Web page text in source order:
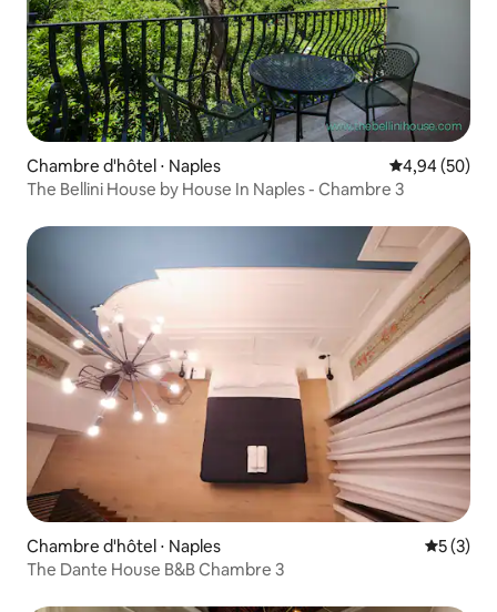
Chambre d'hôtel ⋅ Naples Évaluation
4,94 (50)
The Bellini House by House In Naples - Chambre 3
Chambre d'hôtel ⋅ Naples
5 (3)
The Dante House B&B Chambre 3